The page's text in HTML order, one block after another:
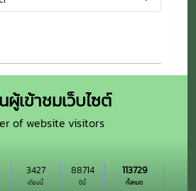
ผู้เข้าชมเว็บไซต์
of website visitors
เดือนนี้
3427
ปีนี้
88714
ทั้งหมด
113729